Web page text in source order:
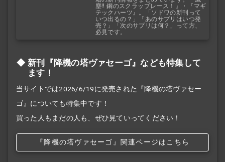
塵!! 鋼のスクラップレース！』・『マギ
テックハーツ』。「ソドワの新刊って
いつ出るの？」「あのサプリはいつ発
売？」「次のサプリは何？」って方、
必見です。
新刊『降機の塔ヴァセーゴ』なども特集して
ます！
当サイトでは2026/6/19に発売された『降機の塔ヴァセー
ゴ』についても特集中です！
買った人もまだの人も、ぜひ見ていってください！
『降機の塔ヴァセーゴ』関連ページはこちら